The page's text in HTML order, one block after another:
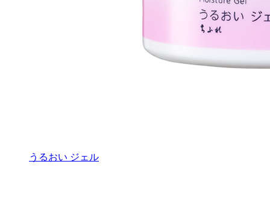
うるおい ジェル